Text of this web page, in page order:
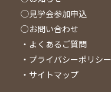
◯見学会参加申込
○お問い合わせ
・よくあるご質問
・プライバシーポリシー
・サイトマップ